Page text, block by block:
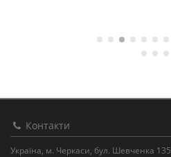
Контакти
Україна, м. Черкаси, бул. Шевченка 135